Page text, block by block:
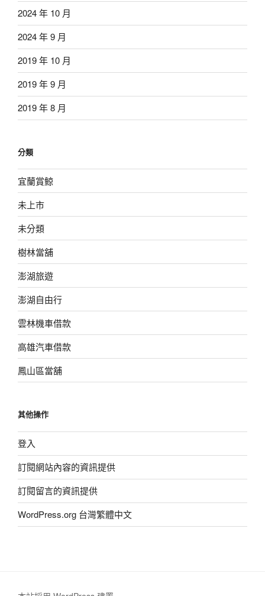
2024 年 10 月
2024 年 9 月
2019 年 10 月
2019 年 9 月
2019 年 8 月
分類
宜蘭賞鯨
未上市
未分類
樹林當舖
澎湖旅遊
澎湖自由行
雲林機車借款
高雄汽車借款
鳳山區當舖
其他操作
登入
訂閱網站內容的資訊提供
訂閱留言的資訊提供
WordPress.org 台灣繁體中文